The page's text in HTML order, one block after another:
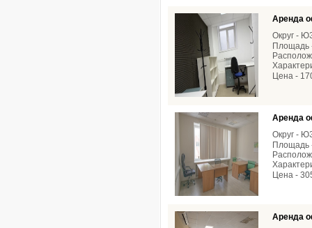
Аренда
Округ -
Площадь
Цена -
Аренда
Округ -
Площадь
Цена -
Аренда